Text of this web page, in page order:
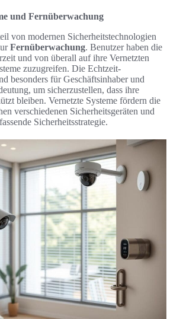
und Fernüberwachung
von modernen Sicherheitstechnologien
Fernüberwachung. Benutzer haben die
und von überall auf ihre Vernetzten
zuzugreifen. Die Echtzeit-
besonders für Geschäftsinhaber und
um sicherzustellen, dass ihre
bleiben. Vernetzte Systeme fördern die
verschiedenen Sicherheitsgeräten und
Sicherheitsstrategie.